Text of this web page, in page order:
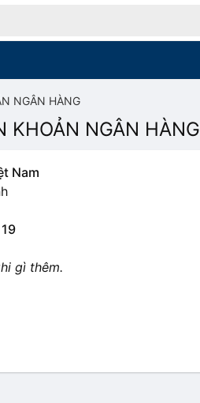
NGÂN HÀNG
KHOẢN NGÂN HÀNG
Nam
gì thêm.